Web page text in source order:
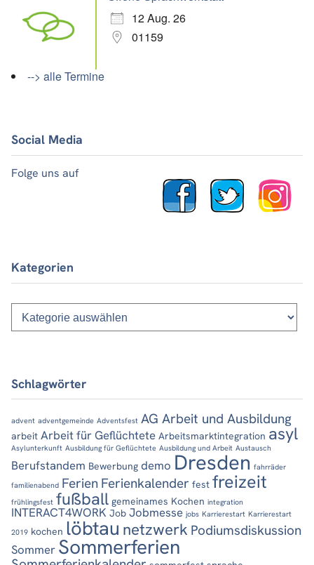
12 Aug. 26
01159
--> alle Termine
Social Media
Folge uns auf
Kategorien
Kategorien
Schlagwörter
advent adventgemeinde Adventsfest AG Arbeit und Ausbildung
arbeit Arbeit für Geflüchtete Arbeitsmarktintegration asyl
Asylunterkunft Ausbildung für Geflüchtete Ausbildung und Arbeit Austausch
Berufstandem Bewerbung demo Dresden fahrräder
familienabend Ferien Ferienkalender fest freizeit
frühlingsfest fußball gemeinames Kochen integration
INTERACT4WORK Job Jobmesse jobs Karrierestart Karrierestart
2019 kochen löbtau netzwerk Podiumsdiskussion
Sommer Sommerferien